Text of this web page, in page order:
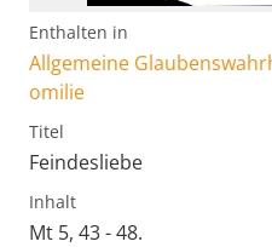
Enthalten in
Allgemeine
omilie
Titel
Feindesliebe
Inhalt
Mt 5, 43 - 48.